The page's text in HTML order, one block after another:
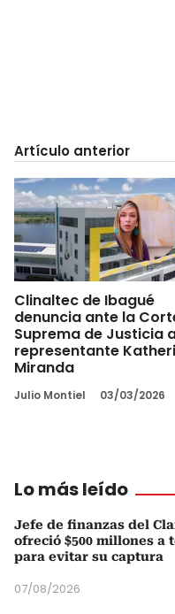
Artículo anterior
Clinaltec de Ibagué
denuncia ante la
Suprema de Justicia
representante
Miranda
Julio Montiel 03/03/2026
Lo más leído
Jefe de finanzas del
ofreció $500 millones a
para evitar su captura
07/08/2026